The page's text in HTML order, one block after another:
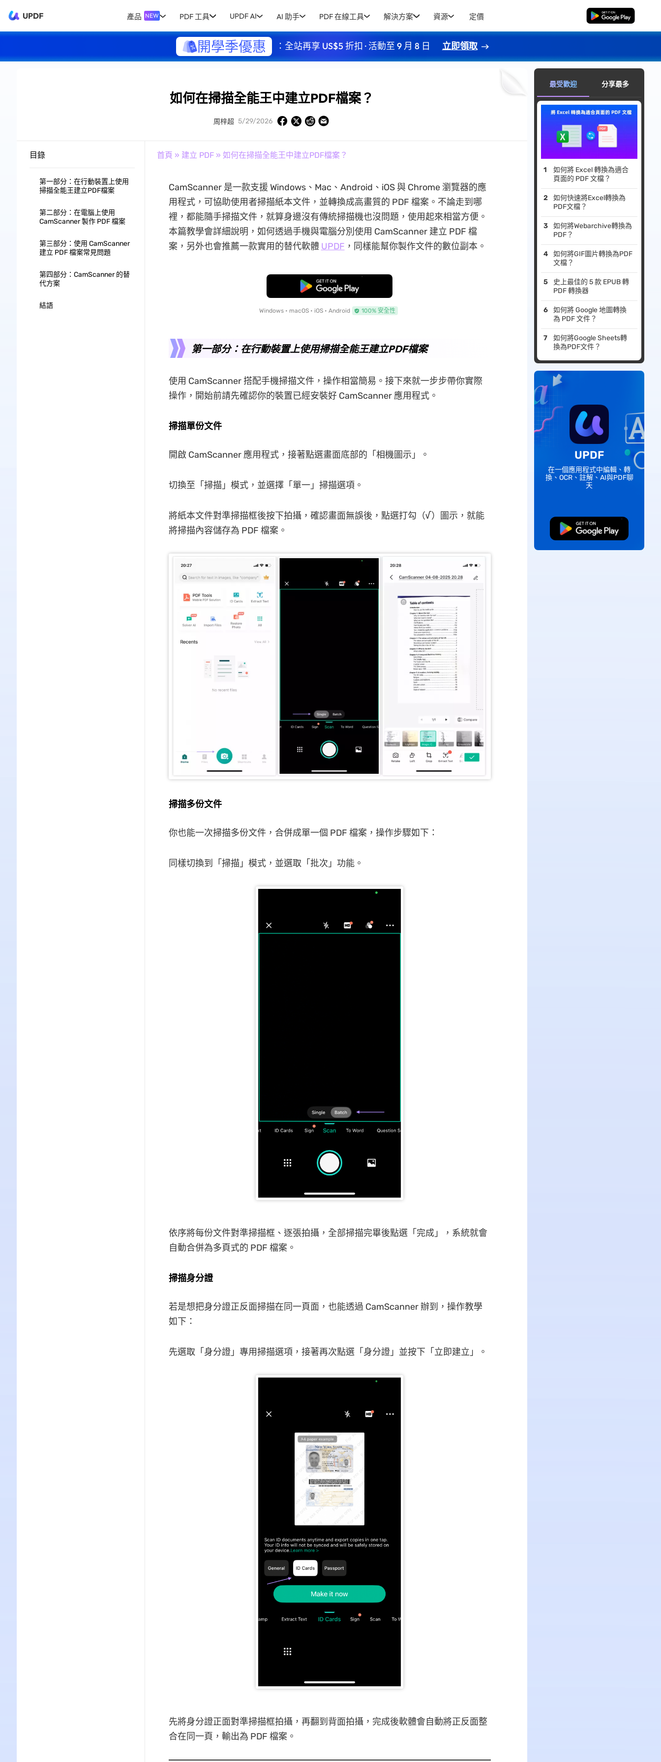
UPDF 產品 NEW PDF 工具 UPDF AI AI 助手 PDF 在線工具 解決方案 資源 定價 免費下載
開學季優惠 ：全站再享 US$5 折扣 · 活動至 9 月 8 日 立即領取
如何在掃描全能王中建立PDF檔案？
周梓超 5/29/2026
目錄
第一部分：在行動裝置上使用
掃描全能王建立PDF檔案
第二部分：在電腦上使用
CamScanner 製作 PDF 檔案
第三部分：使用 CamScanner
建立 PDF 檔案常見問題
第四部分：CamScanner 的替
代方案
結語
首頁 » 建立 PDF» 如何在掃描全能王中建立PDF檔案？
CamScanner 是一款支援 Windows、Mac、Android、iOS 與 Chrome 瀏覽器的應
用程式，可協助使用者掃描紙本文件，並轉換成高畫質的 PDF 檔案。不論走到哪
裡，都能隨手掃描文件，就算身邊沒有傳統掃描機也沒問題，使用起來相當方便。
本篇教學會詳細說明，如何透過手機與電腦分別使用 CamScanner 建立 PDF 檔
案，另外也會推薦一款實用的替代軟體 UPDF ，同樣能幫你製作文件的數位副本。
免費下載
Windows • macOS • iOS • Android 100% 安全性
第一部分：在行動裝置上使用掃描全能王建立PDF檔案
使用 CamScanner 搭配手機掃描文件，操作相當簡易。接下來就一步步帶你實際
操作，開始前請先確認你的裝置已經安裝好 CamScanner 應用程式。
掃描單份文件
開啟 CamScanner 應用程式，接著點選畫面底部的「相機圖示」。
切換至「掃描」模式，並選擇「單一」掃描選項。
將紙本文件對準掃描框後按下拍攝，確認畫面無誤後，點選打勾（√）圖示，就能
將掃描內容儲存為 PDF 檔案。
掃描多份文件
你也能一次掃描多份文件，合併成單一個 PDF 檔案，操作步驟如下：
同樣切換到「掃描」模式，並選取「批次」功能。
依序將每份文件對準掃描框、逐張拍攝，全部掃描完畢後點選「完成」，系統就會
自動合併為多頁式的 PDF 檔案。
掃描身分證
若是想把身分證正反面掃描在同一頁面，也能透過 CamScanner 辦到，操作教學
如下：
先選取「身分證」專用掃描選項，接著再次點選「身分證」並按下「立即建立」。
先將身分證正面對準掃描框拍攝，再翻到背面拍攝，完成後軟體會自動將正反面整
合在同一頁，輸出為 PDF 檔案。
最受歡迎 分享最多
如何將 Excel 轉換為適合
頁面的 PDF 文檔？
如何快速將Excel轉換為
PDF文檔？
如何將Webarchive轉換為
PDF？
如何將GIF圖片轉換為PDF
文檔？
史上最佳的 5 款 EPUB 轉
PDF 轉換器
如何將 Google 地圖轉換
為 PDF 文件？
如何將Google Sheets轉
換為PDF文件？
UPDF
在一個應用程式中編輯、轉
換、OCR、註解、AI與PDF聊
天
免費下載